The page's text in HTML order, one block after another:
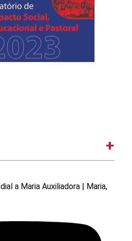
da Geografia. À
I, com a disciplina
a exposição temática
dos símbolos
a Maria Auxiliadora | Maria,